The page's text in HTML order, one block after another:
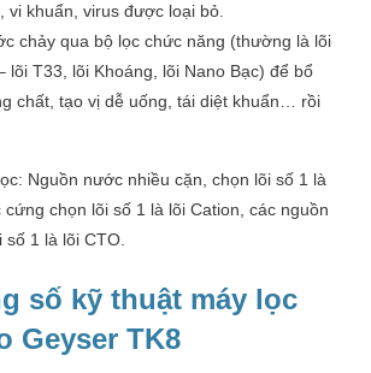
vi khuẩn, virus được loại bỏ.
chảy qua bộ lọc chức năng (thường là lõi
lõi T33, lõi Khoáng, lõi Nano Bạc) để bổ
chất, tạo vị dễ uống, tái diệt khuẩn… rồi
Nguồn nước nhiều cặn, chọn lõi số 1 là
cứng chọn lõi số 1 là lõi Cation, các nguồn
số 1 là lõi CTO.
số kỹ thuật máy lọc
Geyser TK8